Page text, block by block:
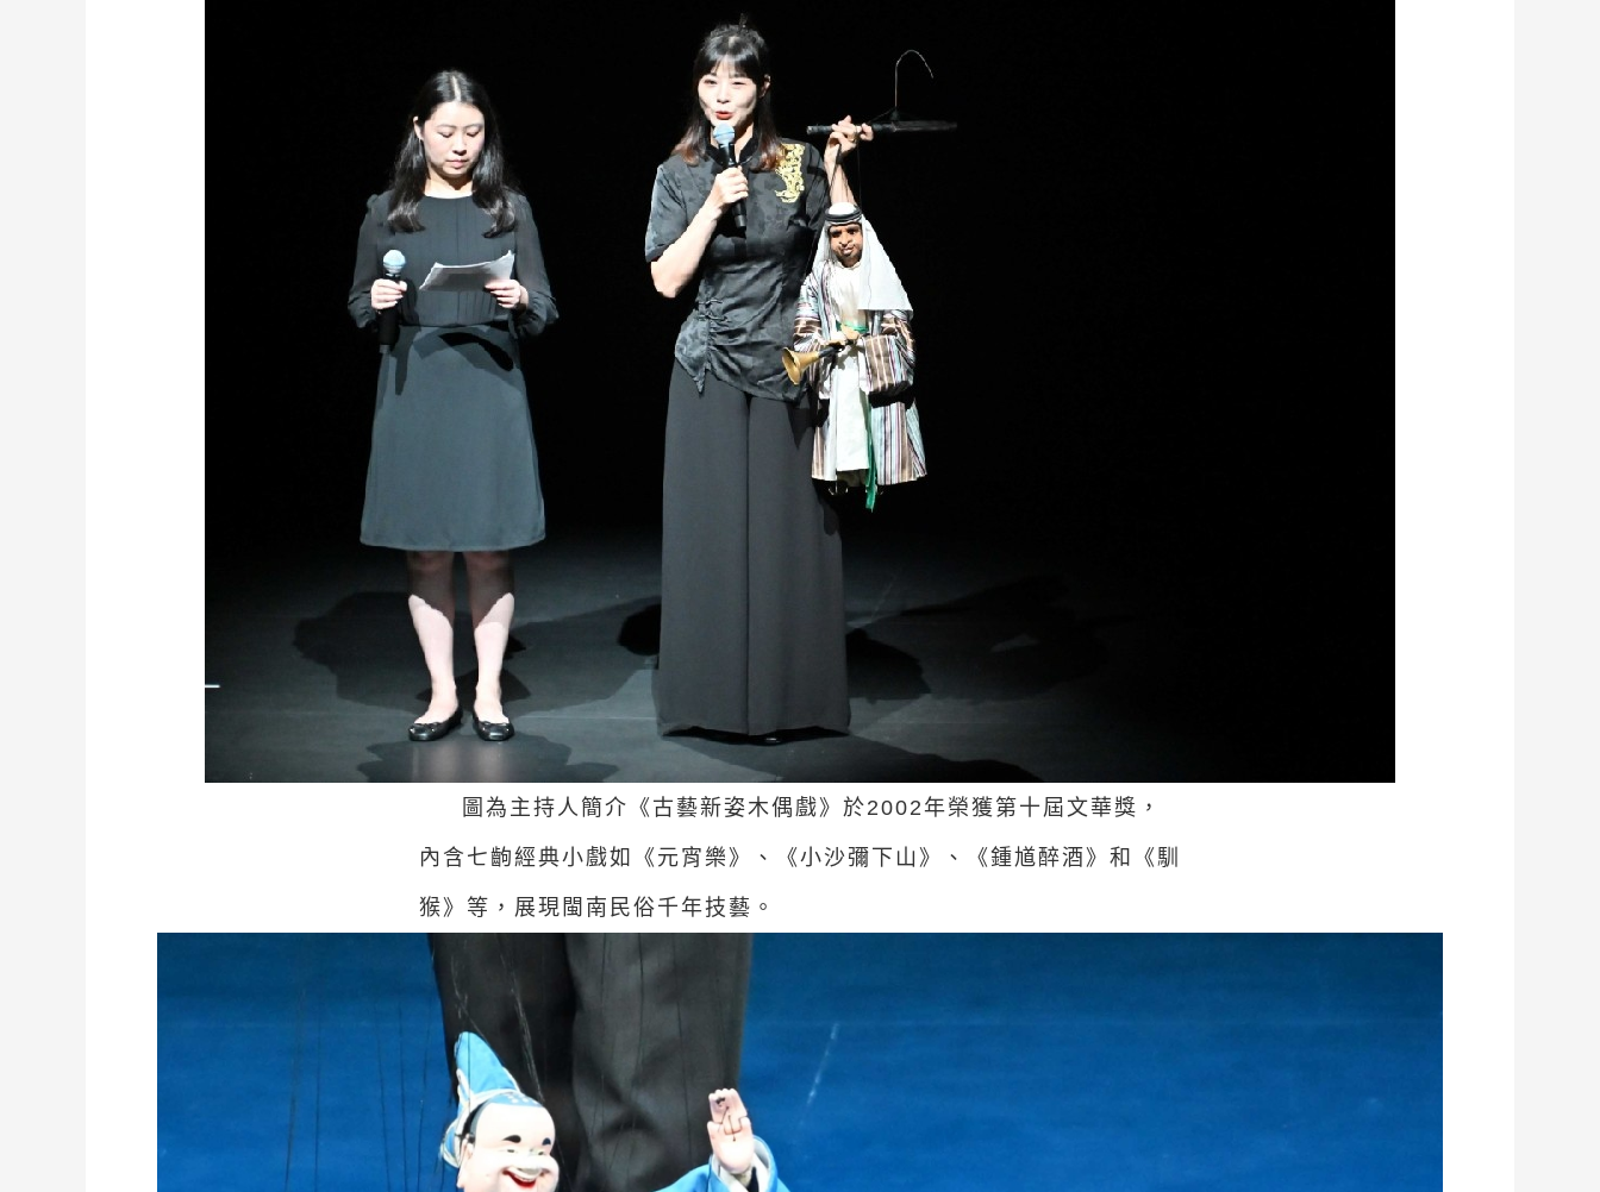
圖為主持人簡介《古藝新姿木偶戲》於2002年榮獲第十屆文華獎，
內含七齣經典小戲如《元宵樂》、《小沙彌下山》、《鍾馗醉酒》和《馴
猴》等，展現閩南民俗千年技藝。